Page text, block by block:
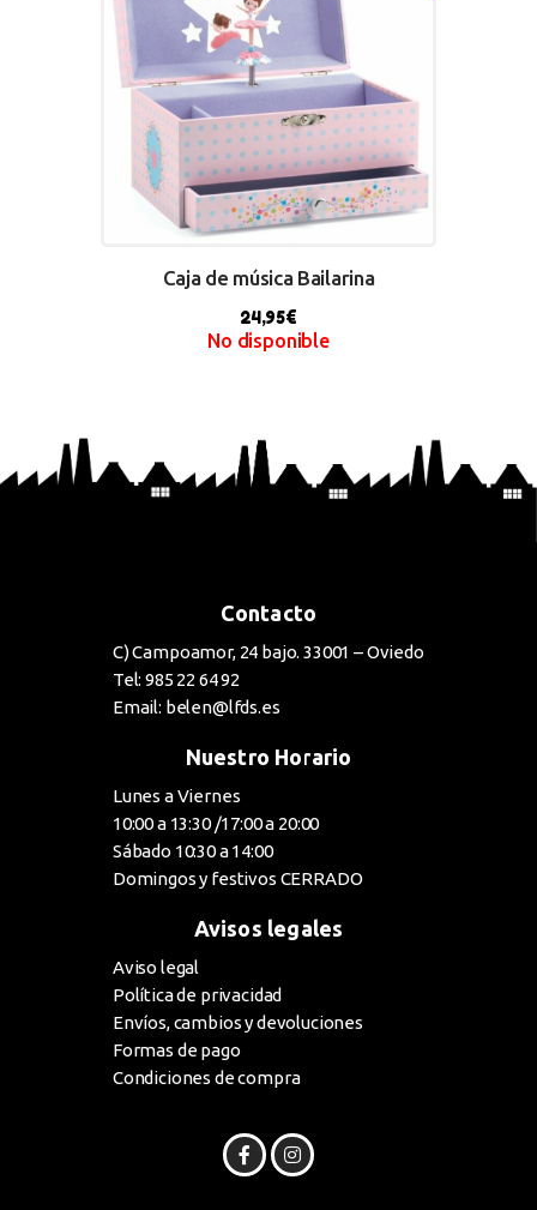
Caja de música Bailarina
24,95€
No disponible
Contacto
C) Campoamor, 24 bajo. 33001 – Oviedo
Tel: 985 22 64 92
Email: belen@lfds.es
Nuestro Horario
Lunes a Viernes
10:00 a 13:30 /17:00 a 20:00
Sábado 10:30 a 14:00
Domingos y festivos CERRADO
Avisos legales
Aviso legal
Política de privacidad
Envíos, cambios y devoluciones
Formas de pago
Condiciones de compra